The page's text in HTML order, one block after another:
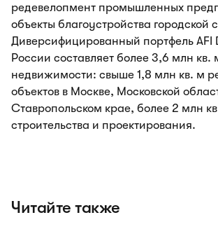
редевелопмент промышленных
объекты благоустройства городской
Диверсифицированный портфель AFI
России составляет более 3,6 млн кв.
недвижимости: свыше 1,8 млн кв. м
объектов в Москве, Московской
Ставропольском крае, более 2 млн
строительства и проектирования.
Читайте также